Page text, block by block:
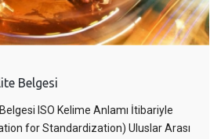
Belgesi
ISO Kelime Anlamı İtibariyle
for Standardization) Uluslar Arası